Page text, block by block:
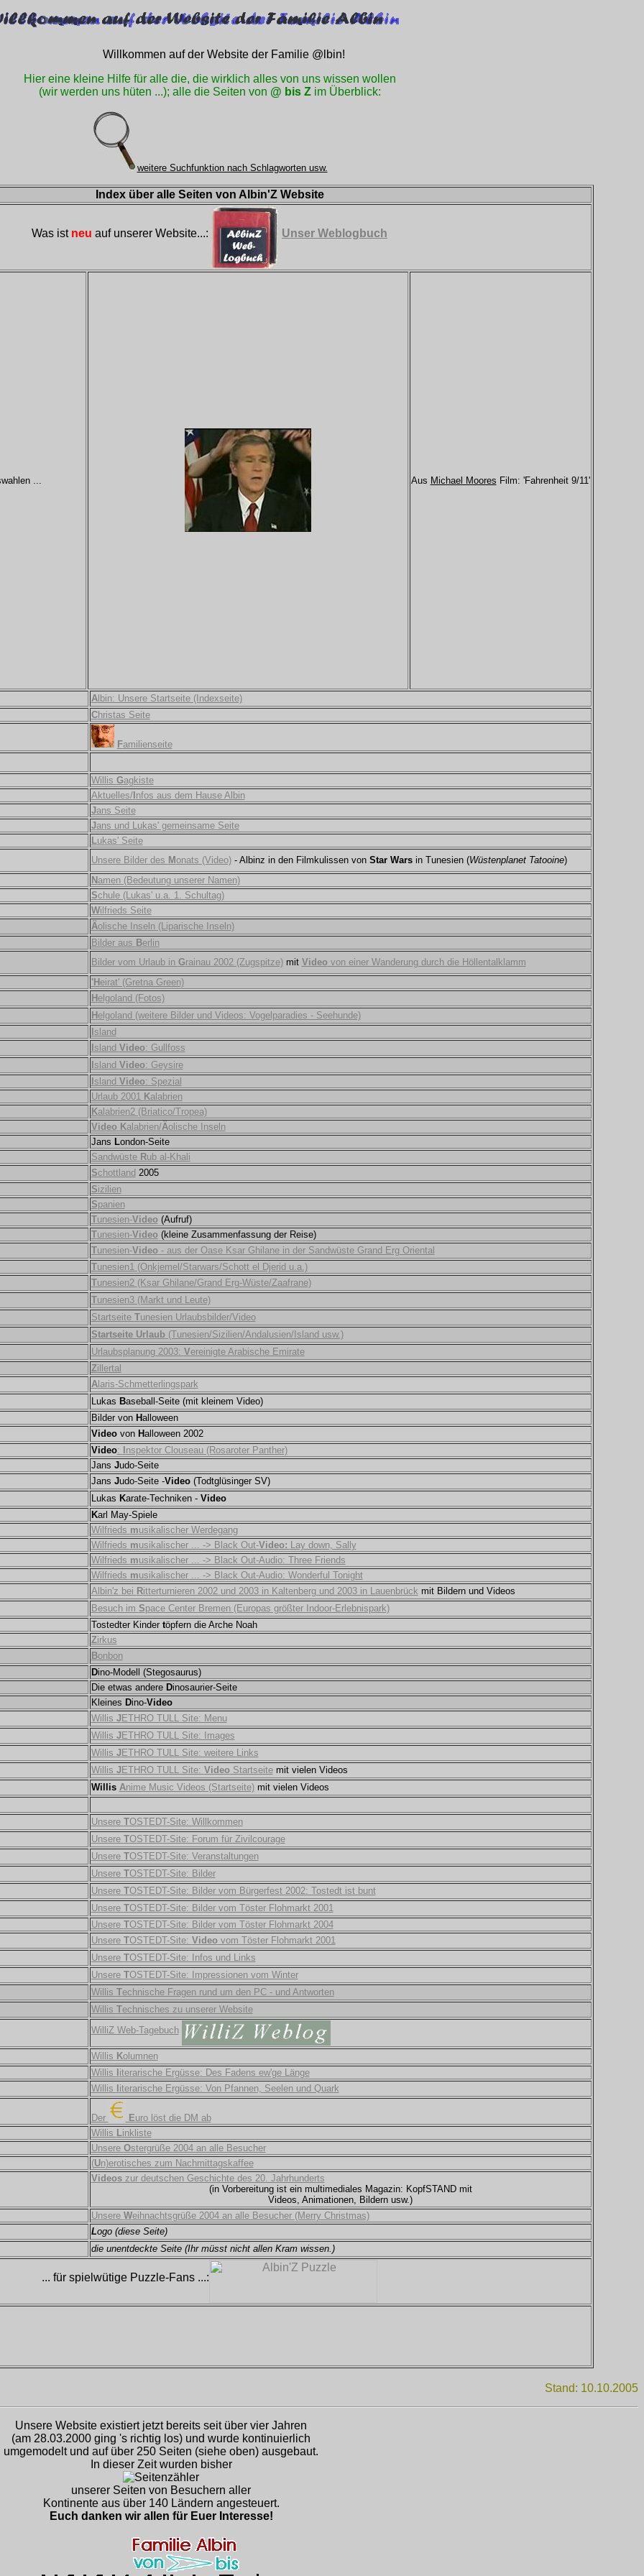
Willkommen auf der Website der Familie @lbin!
Hier eine kleine Hilfe für alle die, die wirklich alles von uns wissen wollen
(wir werden uns hüten ...); alle die Seiten von @ bis Zim Überblick:
weitere Suchfunktion nach Schlagworten usw.
Index über alle Seiten von Albin'Z Website
Was ist neu auf unserer Website...: Unser Weblogbuch
... Aus Michael Moores Film: 'Fahrenheit 9/11'
Albin: Unsere Startseite (Indexseite)
Christas Seite
Familienseite
Willis Gagkiste
Aktuelles/I nfos aus dem Hause Albin
Jans Seite
Jans und Lukas' gemeinsame Seite
Lukas' Seite
Unsere Bilder des M onats (Video)-Albinz in den Filmkulissen von Star Warsin Tunesien (Wüstenplanet Tatooine)
Namen (Bedeutung unserer Namen)
Schule (Lukas' u.a. 1. Schultag)
Wilfrieds Seite
Äolische Inseln (Liparische Inseln)
Bilder aus Berlin
Bilder vom Urlaub in Grainau 2002 (Zugspitze)mit Videovon einer Wanderung durch die Höllentalklamm
'Heirat' (Gretna Green)
Helgoland (Fotos)
Helgoland (weitere Bilder und Videos: Vogelparadies - Seehunde)
sland
sland Video: Gullfoss
sland Video: Geysire
sland Video: Spezial
Urlaub 2001 Kalabrien
Kalabrien2 (Briatico/Tropea)
Video Kalabrien/Äolische Inseln
Jans London-Seite
Sandwüste Rub al-Khali
Schottland 2005
Sizilien
Spanien
Tunesien-Video(Aufruf)
Tunesien-Video(kleine Zusammenfassung der Reise)
Tunesien-Video- aus der Oase Ksar Ghilane in der Sandwüste Grand Erg Oriental
Tunesien1 (Onkjemel/Starwars/Schott el Djerid u.a.)
Tunesien2 (Ksar Ghilane/Grand Erg-Wüste/Zaafrane)
Tunesien3 (Markt und Leute)
Startseite Tunesien Urlaubsbilder/Video
Startseite Urlaub(Tunesien/Sizilien/Andalusien/Island usw.)
Urlaubsplanung 2003: Vereinigte Arabische Emirate
Zillertal
Alaris-Schmetterlingspark
Lukas Baseball-Seite (mit kleinem Video)
Bilder von Halloween
Videovon Halloween 2002
Video:
nspektor Clouseau (Rosaroter Panther)
Jans Judo-Seite
Jans Judo-Seite -Video(Todtglüsinger SV)
Lukas Karate-Techniken - Video
Karl May-Spiele
Wilfrieds musikalischer Werdegang
Wilfrieds musikalischer ... -> Black Out-Video: Lay down, Sally
Wilfrieds musikalischer ... -> Black Out-Audio: Three Friends
Wilfrieds musikalischer ... -> Black Out-Audio: Wonderful Tonight
Albin'z bei Ritterturnieren 2002 und 2003 in Kaltenberg und 2003 in Lauenbrück mit Bildern und Videos
Besuch im Space Center Bremen (Europas größter Indoor-Erlebnispark)
Tostedter Kinder töpfern die Arche Noah
Zirkus
Bonbon
Dino-Modell (Stegosaurus)
Die etwas andere Dinosaurier-Seite
Kleines Dino-Video
Willis JETHRO TULL Site: Menu
Willis JETHRO TULL Site: Images
Willis JETHRO TULL Site: weitere Links
Willis JETHRO TULL Site: VideoStartseitemit vielen Videos
Willis Anime Music Videos (Startseite)mit vielen Videos
Unsere TOSTEDT-Site: Willkommen
Unsere TOSTEDT-Site: Forum für Zivilcourage
Unsere TOSTEDT-Site: Veranstaltungen
Unsere TOSTEDT-Site: Bilder
Unsere TOSTEDT-Site: Bilder vom Bürgerfest 2002: Tostedt ist bunt
Unsere TOSTEDT-Site: Bilder vom Töster Flohmarkt 2001
Unsere TOSTEDT-Site: Bilder vom Töster Flohmarkt 2004
Unsere TOSTEDT-Site: Videovom Töster Flohmarkt 2001
Unsere TOSTEDT-Site: Infos und Links
Unsere TOSTEDT-Site: Impressionen vom Winter
Willis Technische Fragen rund um den PC - und Antworten
Willis Technisches zu unserer Website
WilliZ Web-Tagebuch
Willis Kolumnen
Willis
iterarische Ergüsse: Des Fadens ew'ge Länge
Willis
iterarische Ergüsse: Von Pfannen, Seelen und Quark
Der Euro löst die DM ab
Willis Linkliste
Unsere Ostergrüße 2004 an alle Besucher
(Un)erotisches zum Nachmittagskaffee
Videoszur deutschen Geschichte des 20. Jahrhunderts
(in Vorbereitung ist ein multimediales Magazin: KopfSTAND mit
Videos, Animationen, Bildern usw.)
Unsere Weihnachtsgrüße 2004 an alle Besucher (Merry Christmas)
Logo (diese Seite)
die unentdeckte Seite (Ihr müsst nicht allen Kram wissen.)
... für spielwütige Puzzle-Fans ...:
Stand: 10.10.2005
Unsere Website existiert jetzt bereits seit über vier Jahren
(am 28.03.2000 ging 's richtig los) und wurde kontinuierlich
umgemodelt und auf über 250 Seiten (siehe oben) ausgebaut.
In dieser Zeit wurden bisher
unserer Seiten von Besuchern aller
Kontinente aus über 140 Ländern angesteuert.
Euch danken wir allen für Euer Interesse!